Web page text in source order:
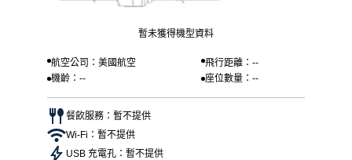
暫未獲得機型資料
航空公司：美國航空
飛行距離：--
機齡：--
座位數量：--
餐飲服務：暫不提供
Wi-Fi：暫不提供
USB 充電孔：暫不提供